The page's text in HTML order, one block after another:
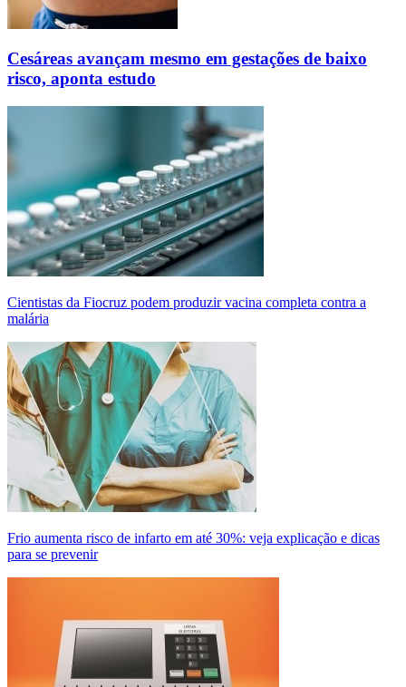
Cesáreas avançam mesmo em gestações de baixo
risco, aponta estudo
Cientistas da Fiocruz podem produzir vacina completa contra a
malária
Frio aumenta risco de infarto em até 30%: veja explicação e dicas
para se prevenir